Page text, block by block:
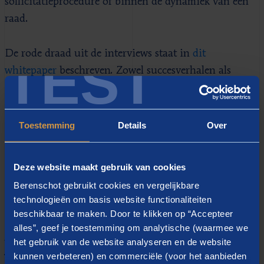
TEST
Toestemming Details Over
Deze website maakt gebruik van cookies
Berenschot gebruikt cookies en vergelijkbare
technologieën om basis website functionaliteiten
beschikbaar te maken. Door te klikken op “Accepteer
alles”, geef je toestemming om analytische (waarmee we
het gebruik van de website analyseren en de website
kunnen verbeteren) en commerciële (voor het aanbieden
raad.
De rode draad uit de interviews staat in dit
whitepaper beschreven. Zowel succesverhalen als
ideeën voor verbetering passeren de revue en vormen
belangrijke aandachtspunten voor verandering. Het is
onze overtuiging overtuiging dat verschil in
diversiteitsdimensies kan leiden tot verbeterde
Download
WHITEPAPER DE KRACHT VAN DIVERSITEIT IN HET
TOEZICHT (PDF)